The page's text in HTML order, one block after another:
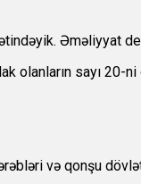
Əməliyyat
olanların sayı 20-ni
və qonşu